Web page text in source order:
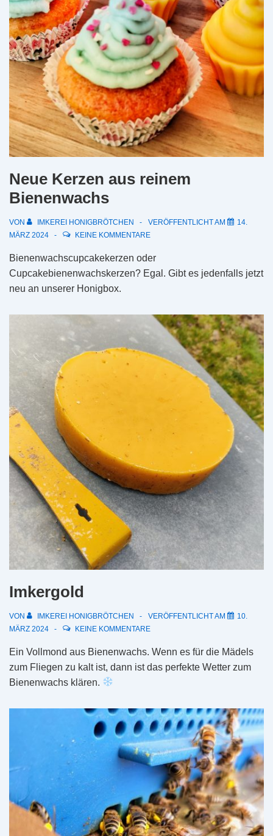
Neue Kerzen aus reinem
Bienenwachs
VON IMKEREI HONIGBRÖTCHEN VERÖFFENTLICHT AM
14.
MÄRZ 2024
KEINE KOMMENTARE
Bienenwachscupcakekerzen oder
Cupcakebienenwachskerzen? Egal. Gibt es jedenfalls jetzt
neu an unserer Honigbox.
Imkergold
VON IMKEREI HONIGBRÖTCHEN VERÖFFENTLICHT AM
10.
MÄRZ 2024
KEINE KOMMENTARE
Ein Vollmond aus Bienenwachs. Wenn es für die Mädels
zum Fliegen zu kalt ist, dann ist das perfekte Wetter zum
Bienenwachs klären.